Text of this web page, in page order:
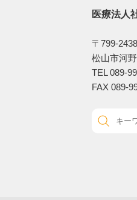
医療法人
〒799-2438
松山市河
TEL 089-
FAX 089-